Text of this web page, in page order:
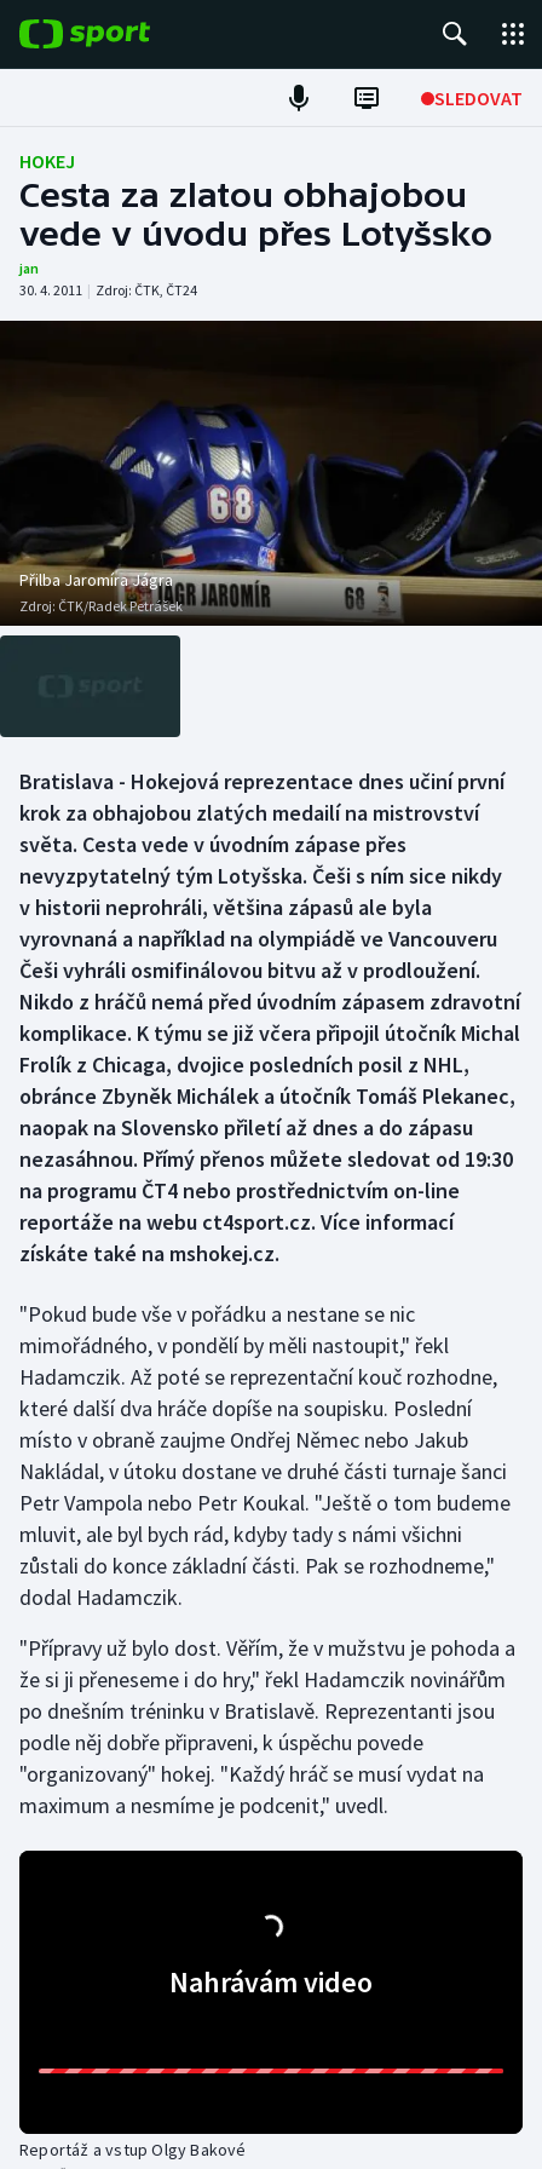
SLEDOVAT
Fotbal
Hokej
Atletika
DALŠÍ SPORTY
Americký fotbal
Baseball a softbal
Basketbal
Boby a skeleton
Box
Curling
Dostihy
Florbal
Futsal
Golf
Gymnastika
Házená
Jezdectví
Judo
Krasobruslení
Lezení
Lyže a snowboard
Moderní pětiboj
Motorsport
Olympijské hry
Parasport
Plavání
Short track
Sportovní střelba
NEPŘEHLÉDNĚTE
Soutěže
Historické návraty
AZ kvíz
HOKEJ
Cesta za zlatou obhajobou
vede v úvodu přes Lotyšsko
jan
30. 4. 2011 | Zdroj: ČTK, ČT24
Přilba Jaromíra Jágra
Zdroj: ČTK/Radek Petrášek
Bratislava - Hokejová reprezentace dnes učiní první
krok za obhajobou zlatých medailí na mistrovství
světa. Cesta vede v úvodním zápase přes
nevyzpytatelný tým Lotyšska. Češi s ním sice nikdy
v historii neprohráli, většina zápasů ale byla
vyrovnaná a například na olympiádě ve Vancouveru
Češi vyhráli osmifinálovou bitvu až v prodloužení.
Nikdo z hráčů nemá před úvodním zápasem zdravotní
komplikace. K týmu se již včera připojil útočník Michal
Frolík z Chicaga, dvojice posledních posil z NHL,
obránce Zbyněk Michálek a útočník Tomáš Plekanec,
naopak na Slovensko přiletí až dnes a do zápasu
nezasáhnou. Přímý přenos můžete sledovat od 19:30
na programu ČT4 nebo prostřednictvím on-line
reportáže na webu ct4sport.cz. Více informací
získáte také na mshokej.cz.
"Pokud bude vše v pořádku a nestane se nic
mimořádného, v pondělí by měli nastoupit," řekl
Hadamczik. Až poté se reprezentační kouč rozhodne,
které další dva hráče dopíše na soupisku. Poslední
místo v obraně zaujme Ondřej Němec nebo Jakub
Nakládal, v útoku dostane ve druhé části turnaje šanci
Petr Vampola nebo Petr Koukal. "Ještě o tom budeme
mluvit, ale byl bych rád, kdyby tady s námi všichni
zůstali do konce základní části. Pak se rozhodneme,"
dodal Hadamczik.
"Přípravy už bylo dost. Věřím, že v mužstvu je pohoda a
že si ji přeneseme i do hry," řekl Hadamczik novinářům
po dnešním tréninku v Bratislavě. Reprezentanti jsou
podle něj dobře připraveni, k úspěchu povede
"organizovaný" hokej. "Každý hráč se musí vydat na
maximum a nesmíme je podcenit," uvedl.
Nahrávám video
Reportáž a vstup Olgy Bakové